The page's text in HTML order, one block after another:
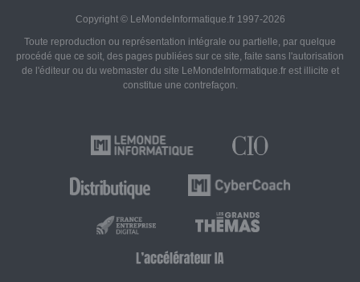
Copyright © LeMondeInformatique.fr 1997-2026
Toute reproduction ou représentation intégrale ou partielle, par quelque
procédé que ce soit, des pages publiées sur ce site, faite sans l'autorisation
de l'éditeur ou du webmaster du site LeMondeInformatique.fr est illicite et
constitue une contrefaçon.